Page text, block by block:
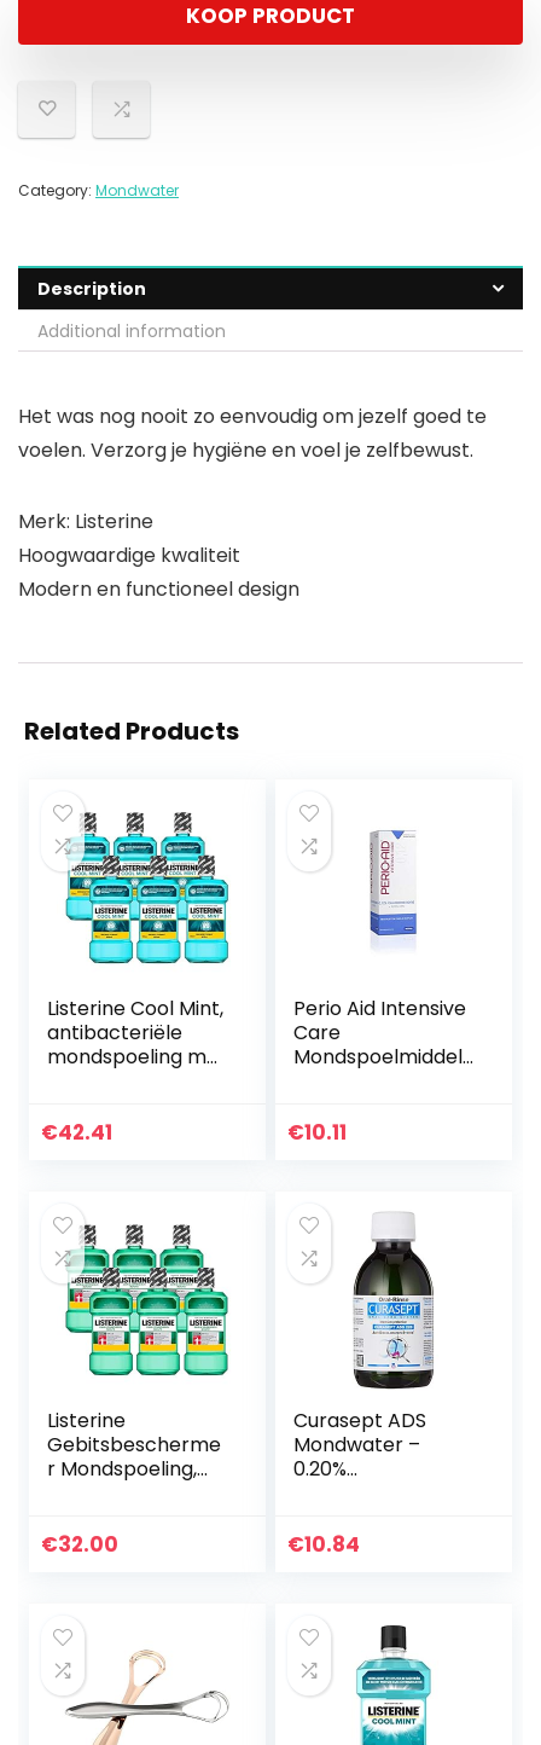
KOOP PRODUCT
Category: Mondwater
Description
Additional information
Het was nog nooit zo eenvoudig om jezelf goed te
voelen. Verzorg je hygiëne en voel je zelfbewust.
Merk: Listerine
Hoogwaardige kwaliteit
Modern en functioneel design
Related Products
Listerine Cool Mint,
antibacteriële
mondspoeling met
gezonde tanden,
€42.41
Perio Aid Intensive
Care
Mondspoelmiddel
€10.11
Listerine
Gebitsbescherme
r Mondspoeling,
Antibacterieel
€32.00
Curasept ADS
Mondwater –
0.20%
€10.84